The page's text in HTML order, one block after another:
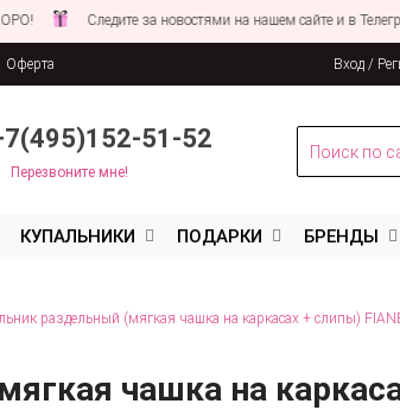
Следите за новостями на нашем сайте и в Телеграм
Оферта
данных
Вход /
51-52
Перезвоните мне!
КУПАЛЬНИКИ ПОДАРКИ БРЕНДЫ
раздельный (мягкая чашка на каркасах + слипы)
чашка на